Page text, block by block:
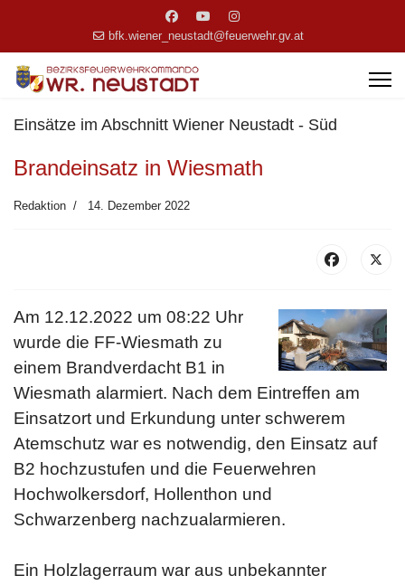
bfk.wiener_neustadt@feuerwehr.gv.at
Einsätze im Abschnitt Wiener Neustadt - Süd
Brandeinsatz in Wiesmath
Redaktion 14. Dezember 2022
Am 12.12.2022 um 08:22 Uhr
wurde die FF-Wiesmath zu
einem Brandverdacht B1 in
Wiesmath alarmiert. Nach dem Eintreffen am
Einsatzort und Erkundung unter schwerem
Atemschutz war es notwendig, den Einsatz auf
B2 hochzustufen und die Feuerwehren
Hochwolkersdorf, Hollenthon und
Schwarzenberg nachzualarmieren.
Ein Holzlagerraum war aus unbekannter